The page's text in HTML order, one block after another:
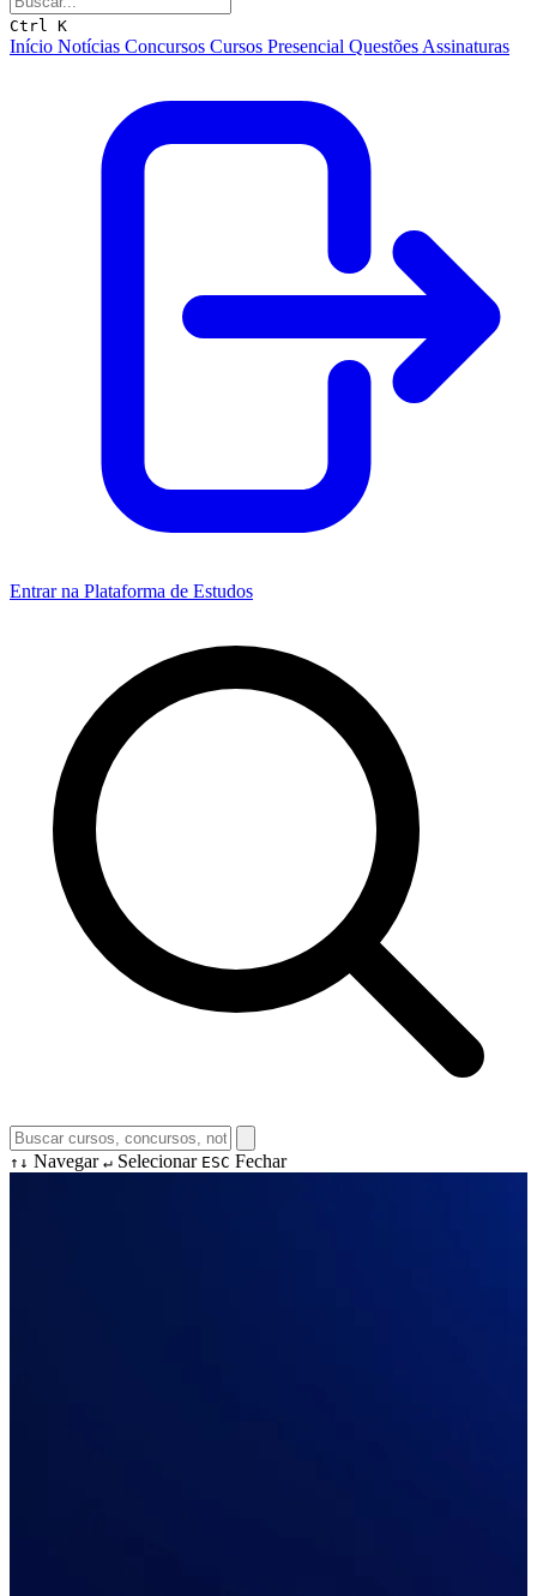
Ctrl K
Início Notícias Concursos Cursos Presencial Questões Assinaturas
Entrar na Plataforma de Estudos
↑↓ Navegar ↵ Selecionar ESC Fechar